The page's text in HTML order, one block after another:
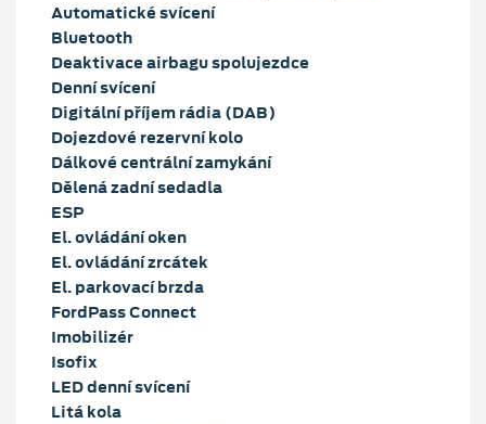
Automatické svícení
Bluetooth
Deaktivace airbagu spolujezdce
Denní svícení
Digitální příjem rádia (DAB)
Dojezdové rezervní kolo
Dálkové centrální zamykání
Dělená zadní sedadla
ESP
El. ovládání oken
El. ovládání zrcátek
El. parkovací brzda
FordPass Connect
Imobilizér
Isofix
LED denní svícení
Litá kola